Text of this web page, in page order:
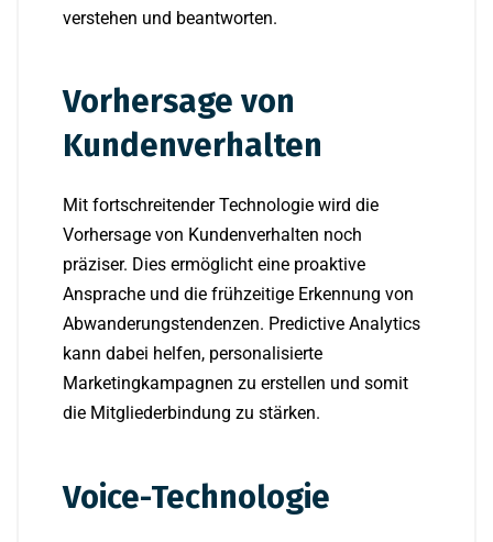
verstehen und beantworten.
Vorhersage von
Kundenverhalten
Mit fortschreitender Technologie wird die
Vorhersage von Kundenverhalten noch
präziser. Dies ermöglicht eine proaktive
Ansprache und die frühzeitige Erkennung von
Abwanderungstendenzen. Predictive Analytics
kann dabei helfen, personalisierte
Marketingkampagnen zu erstellen und somit
die Mitgliederbindung zu stärken.
Voice-Technologie